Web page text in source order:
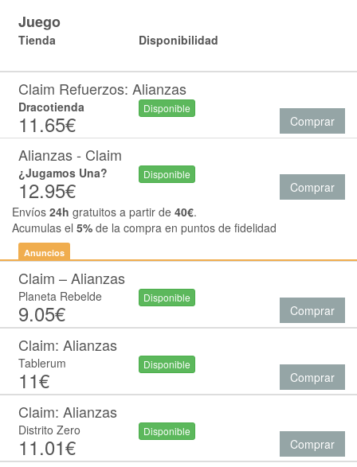
Juego
Tienda Disponibilidad
Claim Refuerzos: Alianzas
Dracotienda
11.65€
Disponible
Comprar
Alianzas - Claim
¿Jugamos Una?
12.95€
Disponible
Comprar
Envíos 24h gratuitos a partir de 40€.
Acumulas el 5% de la compra en puntos de fidelidad
Anuncios
Claim – Alianzas
Planeta Rebelde
9.05€
Disponible
Comprar
Claim: Alianzas
Tablerum
11€
Disponible
Comprar
Claim: Alianzas
Distrito Zero
11.01€
Disponible
Comprar